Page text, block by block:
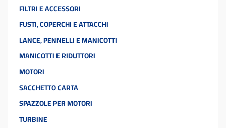
FILTRI E ACCESSORI
FUSTI, COPERCHI E ATTACCHI
LANCE, PENNELLI E MANICOTTI
MANICOTTI E RIDUTTORI
MOTORI
SACCHETTO CARTA
SPAZZOLE PER MOTORI
TURBINE